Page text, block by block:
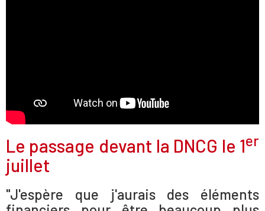
Le passage devant la DNCG le 1er
juillet
"J'espère que j'aurais des éléments